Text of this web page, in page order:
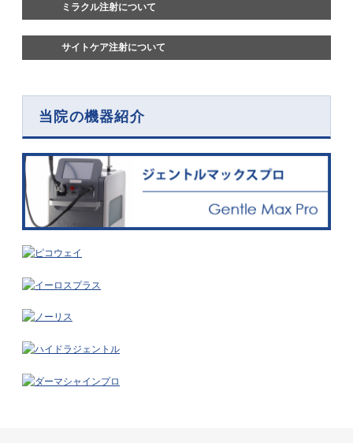
ミラクル注射について
サイトケア注射について
当院の機器紹介